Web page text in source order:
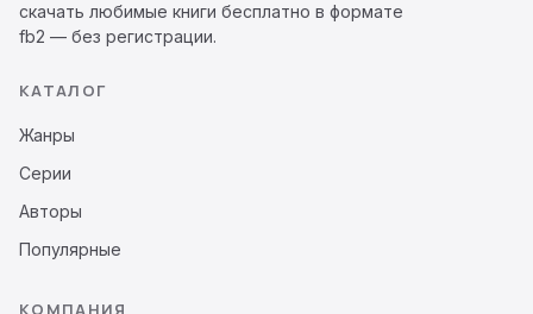
скачать любимые книги бесплатно в формате
fb2 — без регистрации.
КАТАЛОГ
Жанры
Серии
Авторы
Популярные
КОМПАНИЯ